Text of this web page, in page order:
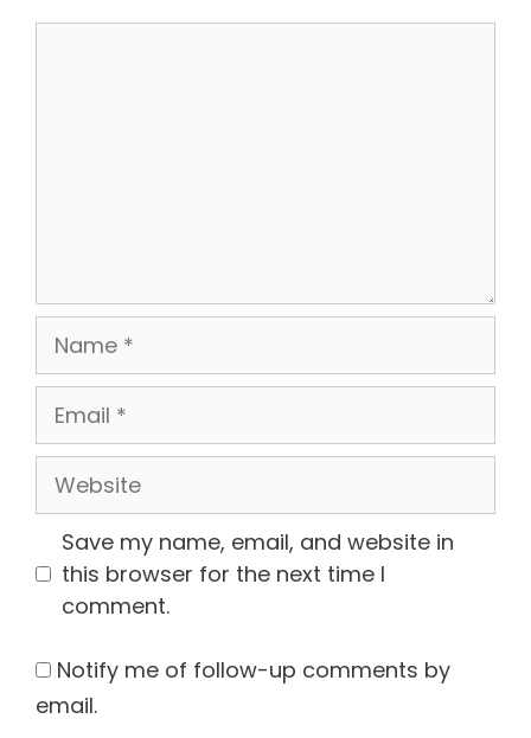
Name
Email
Website
Save my name, email, and website in
this browser for the next time I
comment.
Notify me of follow-up comments by
email.